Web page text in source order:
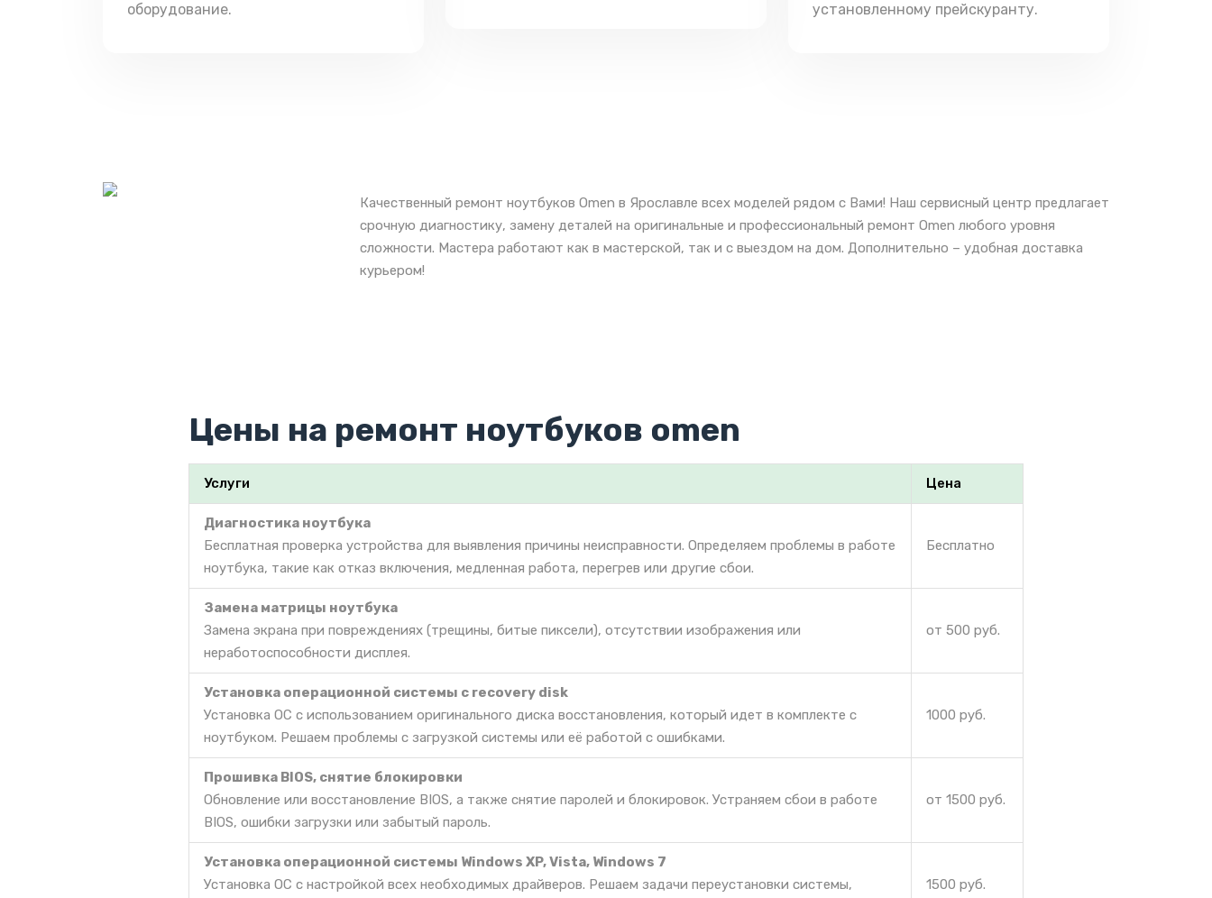
оборудование.
установленному прейскуранту.
Качественный ремонт ноутбуков Omen в Ярославле всех моделей рядом с Вами! Наш сервисный центр предлагает
срочную диагностику, замену деталей на оригинальные и профессиональный ремонт Omen любого уровня
сложности. Мастера работают как в мастерской, так и с выездом на дом. Дополнительно – удобная доставка
курьером!
Цены на ремонт ноутбуков omen
Услуги Цена
Диагностика ноутбука
Бесплатная проверка устройства для выявления причины неисправности. Определяем проблемы в работе
ноутбука, такие как отказ включения, медленная работа, перегрев или другие сбои.
Бесплатно
Замена матрицы ноутбука
Замена экрана при повреждениях (трещины, битые пиксели), отсутствии изображения или
неработоспособности дисплея.
от 500 руб.
Установка операционной системы c recovery disk
Установка ОС с использованием оригинального диска восстановления, который идет в комплекте с
ноутбуком. Решаем проблемы с загрузкой системы или её работой с ошибками.
1000 руб.
Прошивка BIOS, снятие блокировки
Обновление или восстановление BIOS, а также снятие паролей и блокировок. Устраняем сбои в работе
BIOS, ошибки загрузки или забытый пароль.
от 1500 руб.
Установка операционной системы Windows XP, Vista, Windows 7
Установка ОС с настройкой всех необходимых драйверов. Решаем задачи переустановки системы,
1500 руб.